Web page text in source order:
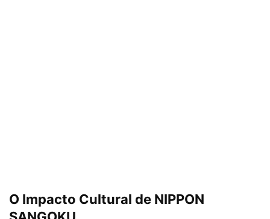
O Impacto Cultural de NIPPON